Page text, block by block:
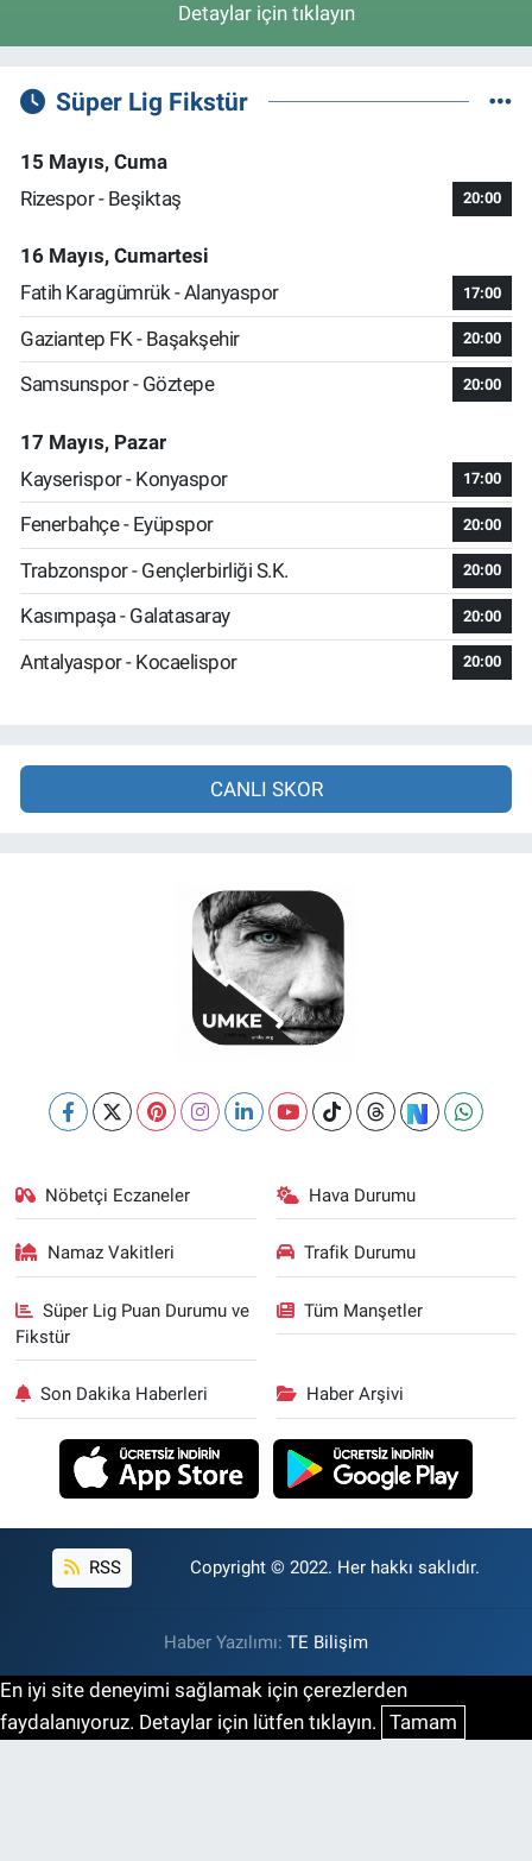
Detaylar için tıklayın
Süper Lig Fikstür
15 Mayıs, Cuma
Rizespor - Beşiktaş
20:00
16 Mayıs, Cumartesi
Fatih Karagümrük - Alanyaspor
17:00
Gaziantep FK - Başakşehir 20:00
Samsunspor - Göztepe 20:00
17 Mayıs, Pazar
Kayserispor - Konyaspor
17:00
Fenerbahçe - Eyüpspor 20:00
Trabzonspor - Gençlerbirliği S.K. 20:00
Kasımpaşa - Galatasaray 20:00
Antalyaspor - Kocaelispor 20:00
CANLI SKOR
Nöbetçi Eczaneler Hava Durumu
Namaz Vakitleri Trafik Durumu
Süper Lig Puan Durumu ve
Fikstür
Tüm Manşetler
Son Dakika Haberleri Haber Arşivi
RSS Copyright © 2022. Her hakkı saklıdır.
Haber Yazılımı: TE Bilişim
En iyi site deneyimi sağlamak için çerezlerden
faydalanıyoruz. Detaylar için lütfen tıklayın. Tamam